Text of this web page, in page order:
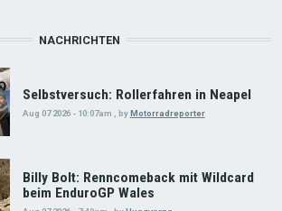
NACHRICHTEN
Selbstversuch: Rollerfahren in Neapel
Aug 07 2026 - 10:07am byMotorradreporter
Billy Bolt: Renncomeback mit Wildcard
beim EnduroGP Wales